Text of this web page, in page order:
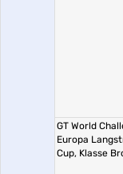
GT World
Europa
Cup, Klasse